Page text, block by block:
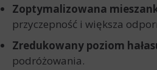
Zoptymalizowana
przyczepność i większa
Zredukowany poziom
podróżowania.